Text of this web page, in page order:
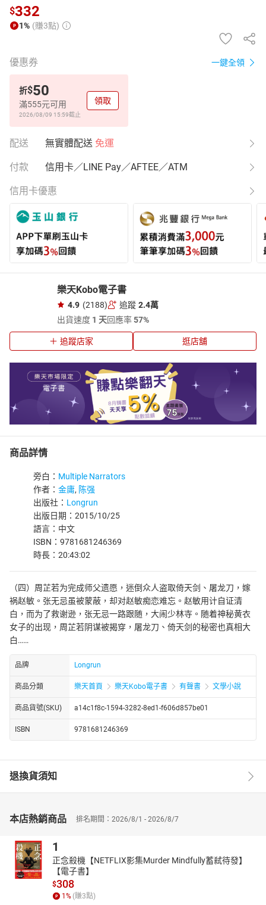
$332
1% (賺3點)
優惠券 一鍵全領
折$50
滿555元可用
2026/08/09 15:59截止
領取
配送 無實體配送 免運
付款 信用卡／LINE Pay／AFTEE／ATM
信用卡優惠
樂天Kobo電子書
4.9 (2188) 追蹤 2.4萬
出貨速度 1 天回應率57%
追蹤店家 逛店舖
商品詳情
旁白： Multiple Narrators
作者： 金庸, 陈强
出版社： Longrun
出版日期：2015/10/25
語言：中文
ISBN：9781681246369
時長：20:43:02
（四）周芷若为完成师父遗愿，迷倒众人盗取倚天剑、屠龙刀，嫁
祸赵敏。张无忌虽被蒙蔽，却对赵敏痴恋难忘。赵敏用计自证清
白，而为了救谢逊，张无忌一路跟随，大闹少林寺。随着神秘黄衣
女子的出现，周芷若阴谋被揭穿，屠龙刀、倚天剑的秘密也真相大
白……
品牌 Longrun
商品分類 樂天首頁 樂天Kobo電子書 有聲書 文學小說
商品貨號(SKU) a14c1f8c-1594-3282-8ed1-f606d857be01
ISBN 9781681246369
退換貨須知
本店熱銷商品 排名期間：2026/8/1 - 2026/8/7
1
正念殺機【NETFLIX影集Murder Mindfully蓄弒待發】
【電子書】
$308
1% (賺3點)